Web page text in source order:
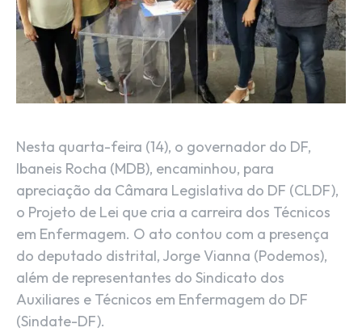
Nesta quarta-feira (14), o governador do DF,
Ibaneis Rocha (MDB), encaminhou, para
apreciação da Câmara Legislativa do DF (CLDF),
o Projeto de Lei que cria a carreira dos Técnicos
em Enfermagem. O ato contou com a presença
do deputado distrital, Jorge Vianna (Podemos),
além de representantes do Sindicato dos
Auxiliares e Técnicos em Enfermagem do DF
(Sindate-DF).